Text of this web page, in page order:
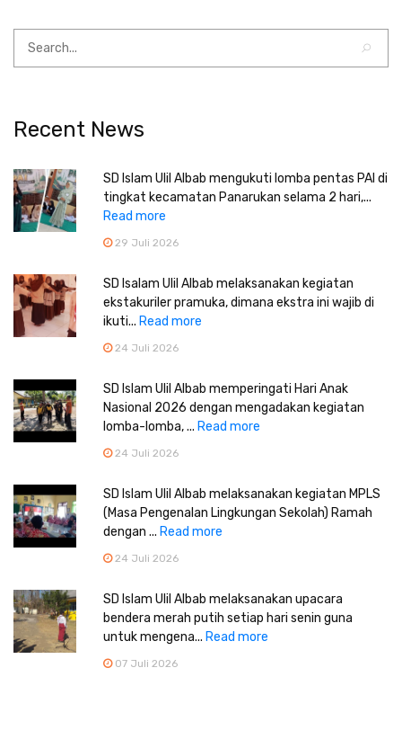
Recent News
SD Islam Ulil Albab mengukuti lomba pentas PAI di
tingkat kecamatan Panarukan selama 2 hari,...
Read more
29 Juli 2026
SD Isalam Ulil Albab melaksanakan kegiatan
ekstakuriler pramuka, dimana ekstra ini wajib di
ikuti... Read more
24 Juli 2026
SD Islam Ulil Albab memperingati Hari Anak
Nasional 2026 dengan mengadakan kegiatan
lomba-lomba, ... Read more
24 Juli 2026
SD Islam Ulil Albab melaksanakan kegiatan MPLS
(Masa Pengenalan Lingkungan Sekolah) Ramah
dengan ... Read more
24 Juli 2026
SD Islam Ulil Albab melaksanakan upacara
bendera merah putih setiap hari senin guna
untuk mengena... Read more
07 Juli 2026